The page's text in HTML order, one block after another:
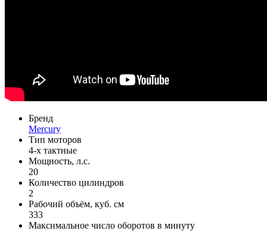
Бренд
Mercury
Тип моторов
4-х тактные
Мощность, л.с.
20
Количество цилиндров
2
Рабочий объём, куб. см
333
Максимальное число оборотов в минуту